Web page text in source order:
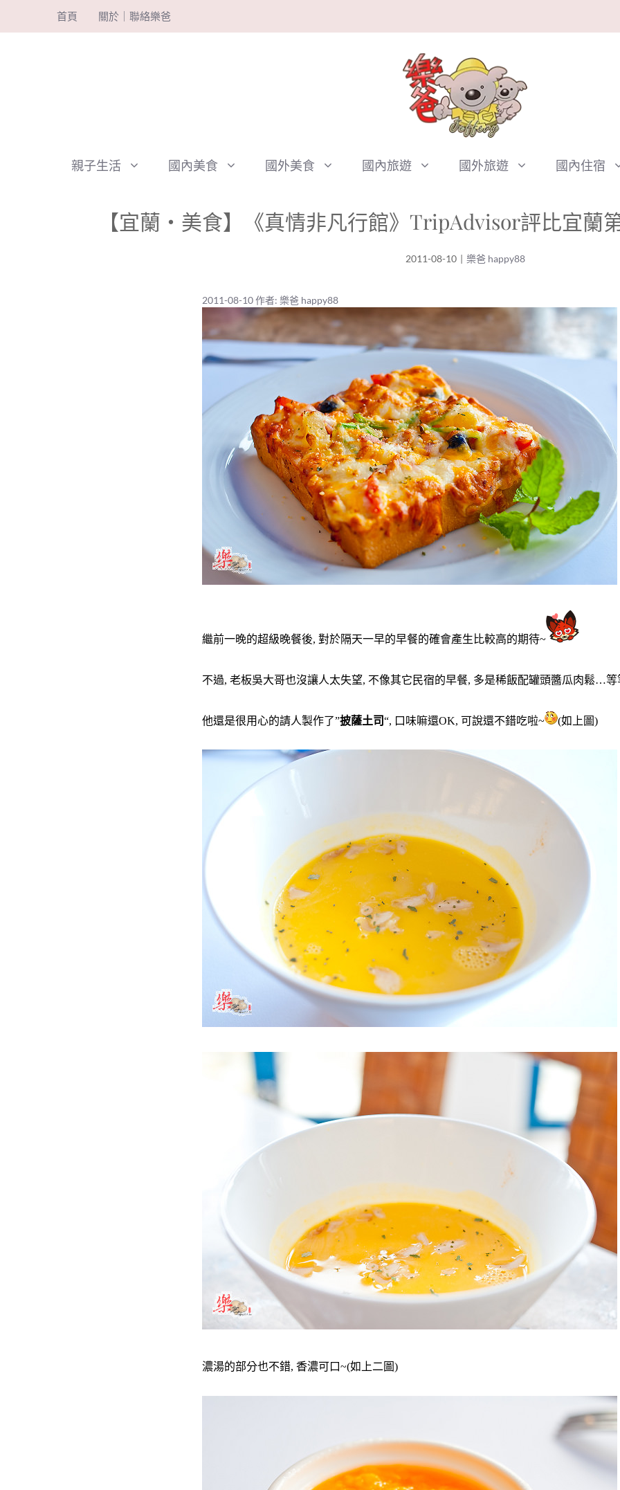
至
首頁 關於｜聯絡樂爸
親子生活 國內美食 國外美食 國內旅遊 國外旅遊 國內住宿
【宜蘭‧美食】《真情非凡行館》TripAdvisor評比宜蘭
2011-08-10 | 樂爸 happy88
2011-08-10作者: 樂爸 happy88
繼前一晚的超級晚餐後, 對於隔天一早的早餐的確會產生比較高的期待~
不過, 老板吳大哥也沒讓人太失望, 不像其它民宿的早餐, 多是稀飯配罐頭醬瓜肉鬆…等
他還是很用心的請人製作了”披薩土司“, 口味嘛還OK, 可說還不錯吃啦~ (如上圖)
濃湯的部分也不錯, 香濃可口~(如上二圖)